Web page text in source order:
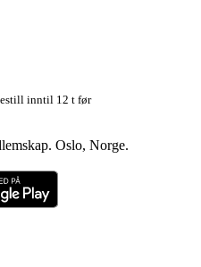
inntil 12 t før
Oslo, Norge.